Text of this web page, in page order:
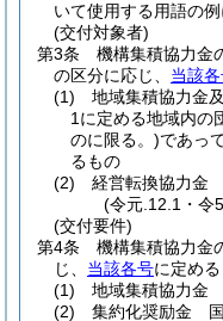
いて使用する用語の例
(交付対象者)
第3条
機構集積協力金
の区分に応じ、 当該
(1)
地域集積協力金
1に定める地域内の
のに限る。)であっ
るもの
(2)
経営転換協力金
(令元.12.1・令
(交付要件)
第4条
機構集積協力金
じ、 当該各号に定める
(1)
地域集積協力金
(2)
集約化奨励金